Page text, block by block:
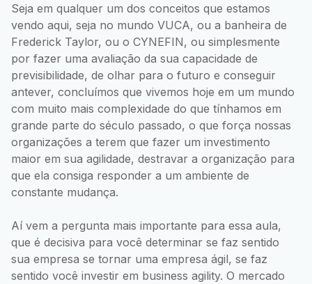
Seja em qualquer um dos conceitos que estamos
vendo aqui, seja no mundo VUCA, ou a banheira de
Frederick Taylor, ou o CYNEFIN, ou simplesmente
por fazer uma avaliação da sua capacidade de
previsibilidade, de olhar para o futuro e conseguir
antever, concluímos que vivemos hoje em um mundo
com muito mais complexidade do que tínhamos em
grande parte do século passado, o que força nossas
organizações a terem que fazer um investimento
maior em sua agilidade, destravar a organização para
que ela consiga responder a um ambiente de
constante mudança.
Aí vem a pergunta mais importante para essa aula,
que é decisiva para você determinar se faz sentido
sua empresa se tornar uma empresa ágil, se faz
sentido você investir em business agility. O mercado